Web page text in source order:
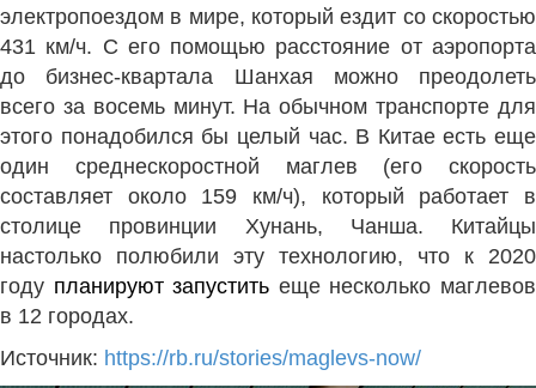
электропоездом в мире, который ездит со скоростью
431 км/ч. С его помощью расстояние от аэропорта
до бизнес-квартала Шанхая можно преодолеть
всего за восемь минут. На обычном транспорте для
этого понадобился бы целый час. В Китае есть еще
один среднескоростной маглев (его скорость
составляет около 159 км/ч), который работает в
столице провинции Хунань, Чанша. Китайцы
настолько полюбили эту технологию, что к 2020
году планируют запустить еще несколько маглевов
в 12 городах.
Источник: https://rb.ru/stories/maglevs-now/